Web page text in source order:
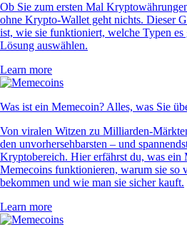
Ob Sie zum ersten Mal
ohne Krypto-Wallet geht nichts. Dieser
ist, wie sie funktioniert, welche Typen es
Lösung auswählen.
Learn more
Was ist ein Memecoin? Alles, was Sie
Von viralen Witzen zu Milliarden-
den unvorhersehbarsten – und
Kryptobereich. Hier erfährst du, was ein
Memecoins funktionieren, warum sie so
bekommen und wie man sie sicher kauft.
Learn more